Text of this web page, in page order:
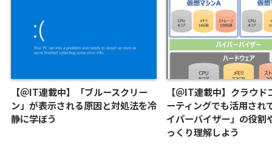
【＠IT連載中】「ブルースクリー
ン」が表示される原因と対処法を冷
静に学ぼう
【＠IT連載中】クラウド
ーティングでも活用され
イパーバイザー」の役割
っくり理解しよう